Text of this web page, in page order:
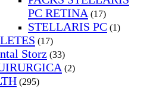
PC RETINA (17)
STELLARIS PC (1)
(17)
Storz (33)
(2)
(295)